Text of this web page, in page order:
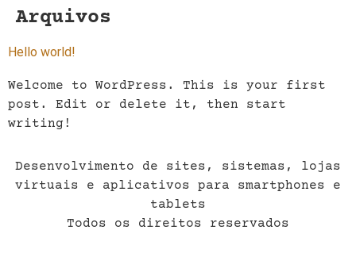
Arquivos
Hello world!
Welcome to WordPress. This is your first
post. Edit or delete it, then start
writing!
Desenvolvimento de sites, sistemas, lojas
virtuais e aplicativos para smartphones e
tablets
Todos os direitos reservados